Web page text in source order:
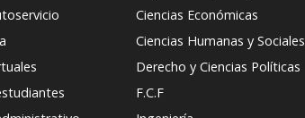
Ciencias Económicas
Ciencias Humanas y Sociales
Derecho y Ciencias Políticas
F.C.F